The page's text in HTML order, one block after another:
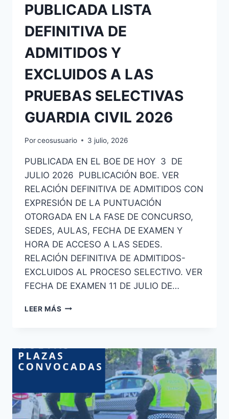
PUBLICADA LISTA
DEFINITIVA DE
ADMITIDOS Y
EXCLUIDOS A LAS
PRUEBAS SELECTIVAS
GUARDIA CIVIL 2026
Porceosusuario 3 julio, 2026
PUBLICADA EN EL BOE DE HOY 3 DE
JULIO 2026 PUBLICACIÓN BOE. VER
RELACIÓN DEFINITIVA DE ADMITIDOS CON
EXPRESIÓN DE LA PUNTUACIÓN
OTORGADA EN LA FASE DE CONCURSO,
SEDES, AULAS, FECHA DE EXAMEN Y
HORA DE ACCESO A LAS SEDES.
RELACIÓN DEFINITIVA DE ADMITIDOS-
EXCLUIDOS AL PROCESO SELECTIVO. VER
FECHA DE EXAMEN 11 DE JULIO DE…
LEER MÁS PUBLICADA
ADMITIDOS
Y
EXCLUIDOS
LAS
PRUEBAS
SELECTIVAS